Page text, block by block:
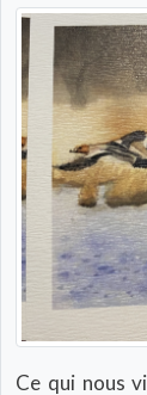
Ce qui nous